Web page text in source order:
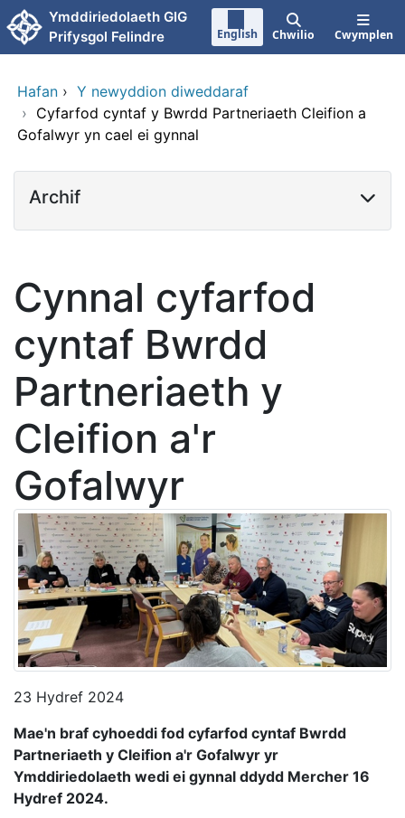
Neidio i'r prif gynnwy
Ymddiriedolaeth GIG
Prifysgol Felindre
English Chwilio Cwymplen
Hafan › Y newyddion diweddaraf
› Cyfarfod cyntaf y Bwrdd Partneriaeth Cleifion a
Gofalwyr yn cael ei gynnal
Archif
Cynnal cyfarfod
cyntaf Bwrdd
Partneriaeth y
Cleifion a'r
Gofalwyr
23 Hydref 2024
Mae'n braf cyhoeddi fod cyfarfod cyntaf Bwrdd
Partneriaeth y Cleifion a'r Gofalwyr yr
Ymddiriedolaeth wedi ei gynnal ddydd Mercher 16
Hydref 2024.